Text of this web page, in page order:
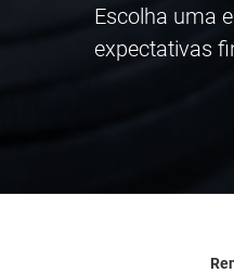
Escolha uma
expectativas